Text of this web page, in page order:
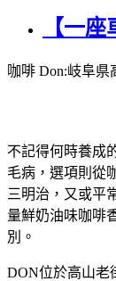
【一
咖啡 Don:岐阜県
不記得何時養成
毛病，選項則從
三明治，又或平
量鮮奶油味咖啡
別。
DON位於高山老